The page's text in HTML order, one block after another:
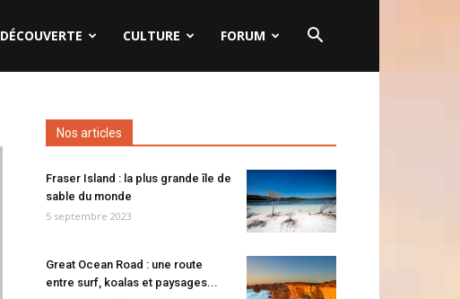
DÉCOUVERTE CULTURE FORUM
Nos articles
Fraser Island : la plus grande île de
sable du monde
5 septembre 2023
Great Ocean Road : une route
entre surf, koalas et paysages...